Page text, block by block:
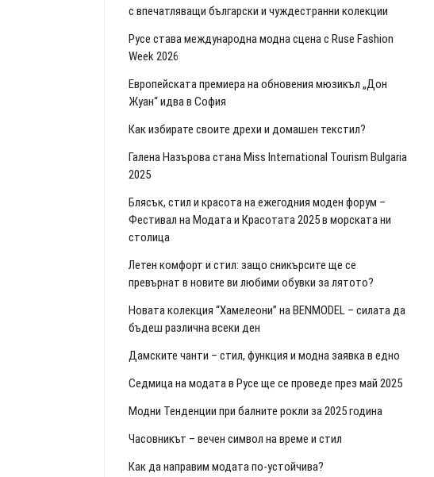
с впечатляващи български и чуждестранни колекции
Русе става международна модна сцена с Ruse Fashion
Week 2026
Европейската премиера на обновения мюзикъл „Дон
Жуан“ идва в София
Как избирате своите дрехи и домашен текстил?
Галена Назърова стана Miss International Tourism Bulgaria
2025
Блясък, стил и красота на ежегодния моден форум –
Фестивал на Модата и Красотата 2025 в морската ни
столица
Летен комфорт и стил: защо сникърсите ще се
превърнат в новите ви любими обувки за лятото?
Новата колекция “Хамелеони” на BENMODEL – силата да
бъдеш различна всеки ден
Дамските чанти – стил, функция и модна заявка в едно
Седмица на модата в Русе ще се проведе през май 2025
Модни Тенденции при балните рокли за 2025 година
Часовникът – вечен символ на време и стил
Как да направим модата по-устойчива?